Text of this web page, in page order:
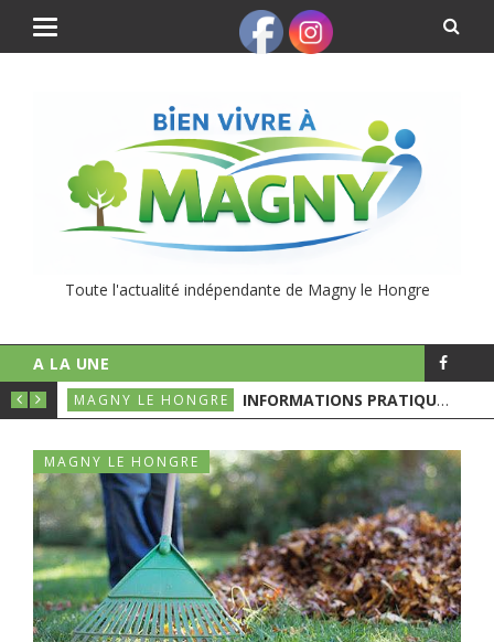
Toute l'actualité indépendante de Magny le Hongre
A LA UNE
MAGNY LE HONGRE INFORMATIONS PRATIQUES POUR LE 1ER TOURS DES ÉLECTIONS MUNICIPALES
MAGNY LE HONGRE